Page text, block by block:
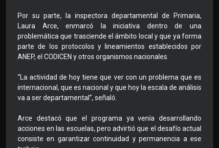
Por su parte, la inspectora departamental de Primaria,
Laura Arce, enmarcó la iniciativa dentro de una
problemática que trasciende el ámbito local y que ya forma
parte de los protocolos y lineamientos establecidos por
ANEP, el CODICEN y otros organismos nacionales.
“La actividad de hoy tiene que ver con un problema que es
internacional, que es nacional y que hoy la escala de análisis
va a ser departamental”, señaló.
Arce destacó que el programa ya venía desarrollando
acciones en las escuelas, pero advirtió que el desafío actual
consiste en garantizar continuidad y permanencia a ese